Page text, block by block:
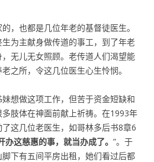
，也都是几位年老的基督徒医生。
为主献身做传道的事工，到了年老
无儿无女照顾。老传道人们渴望能
之所，令这几位医生心生怜悯。
想做这项工作，但苦于资金短缺和
肢体在神面前献上祈祷。在1993年
这几位老医生，如哥林多后书8章6
办这慈惠的事，就当办成了。 ”。于
下有五间平房出租，她们看过后都